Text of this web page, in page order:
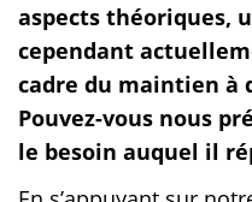
aspects théoriques,
cependant
cadre du maintien à
Pouvez-vous nous
le besoin auquel il